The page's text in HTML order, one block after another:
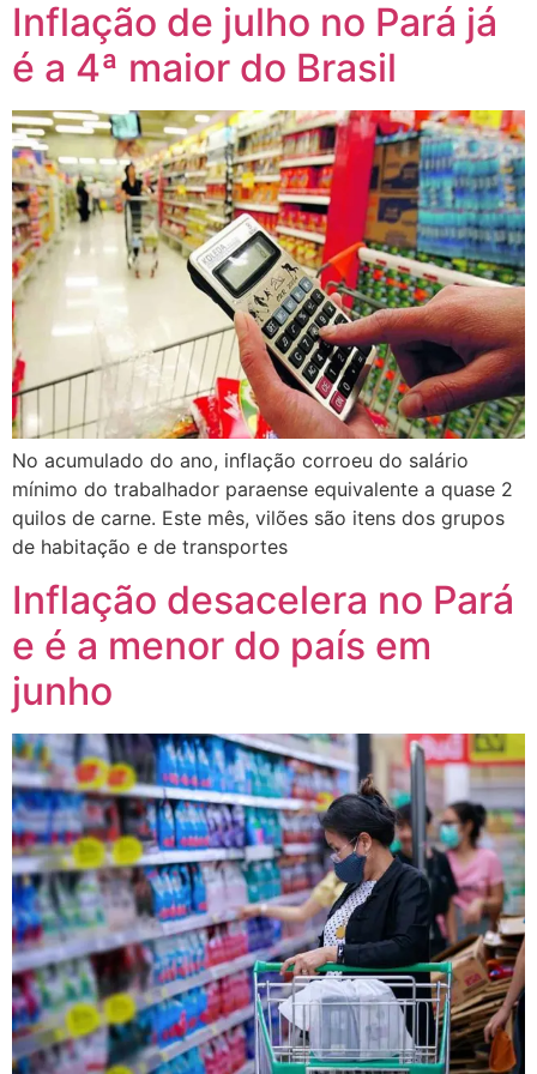
Inflação de julho no Pará já
é a 4ª maior do Brasil
No acumulado do ano, inflação corroeu do salário
mínimo do trabalhador paraense equivalente a quase 2
quilos de carne. Este mês, vilões são itens dos grupos
de habitação e de transportes
Inflação desacelera no Pará
e é a menor do país em
junho